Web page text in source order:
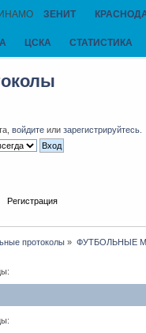
ЗЕНИТ
ЦСКА СТАТИСТИКА
войдите или зарегистрируйтесь
Регистрация
протоколы » ФУТБОЛЬНЫЕ